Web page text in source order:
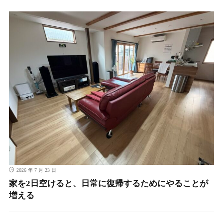
2026 年 7 月 23 日
家を2日空けると、日常に復帰するためにやることが
増える